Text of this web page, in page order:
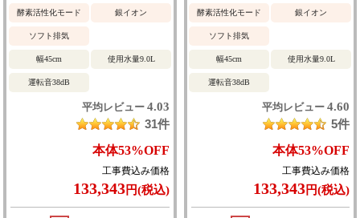
酵素活性化モード 銀イオン
ソフト排気
幅45cm 使用水量9.0L
運転音38dB
平均レビュー 4.03
31件
本体53%OFF
工事費込み価格
133,343円(税込)
酵素活性化モード 銀イオン
ソフト排気
幅45cm 使用水量9.0L
運転音38dB
平均レビュー 4.60
5件
本体53%OFF
工事費込み価格
133,343円(税込)